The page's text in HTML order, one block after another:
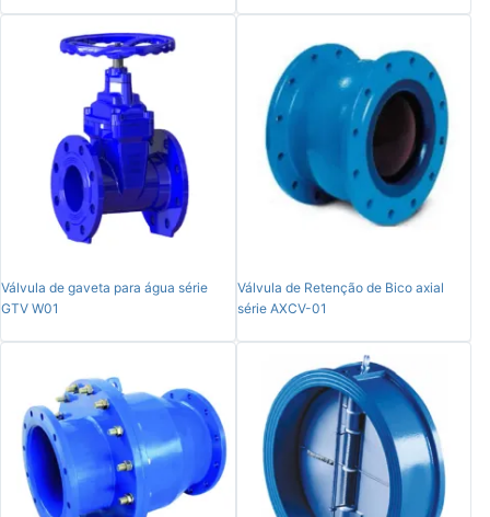
Válvula de gaveta para água série
GTV W01
Válvula de Retenção de Bico axial
série AXCV-01